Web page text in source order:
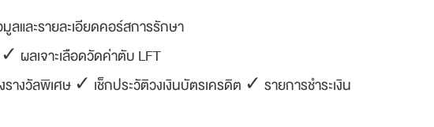
ละรายละเอียดคอร์สการรักษา
ผลเจาะเลือดวัดค่าตับ LFT
งวัลพิเศษ ✓ เช็กประวัติวงเงินบัตรเครดิต ✓ รายการชำระเงิน